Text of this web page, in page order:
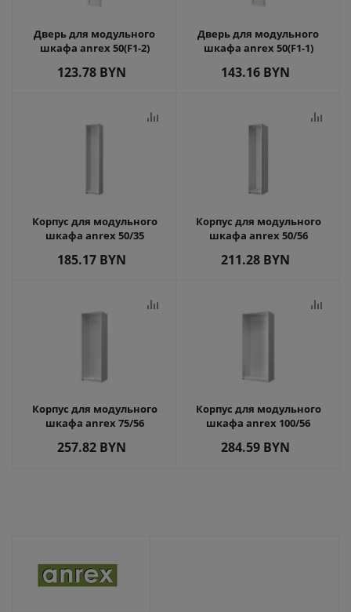
Дверь для модульного
шкафа anrex 50(F1-2)
123.78 BYN
Дверь для модульного
шкафа anrex 50(F1-1)
143.16 BYN
Корпус для модульного
шкафа anrex 50/35
185.17 BYN
Корпус для модульного
шкафа anrex 50/56
211.28 BYN
Корпус для модульного
шкафа anrex 75/56
257.82 BYN
Корпус для модульного
шкафа anrex 100/56
284.59 BYN